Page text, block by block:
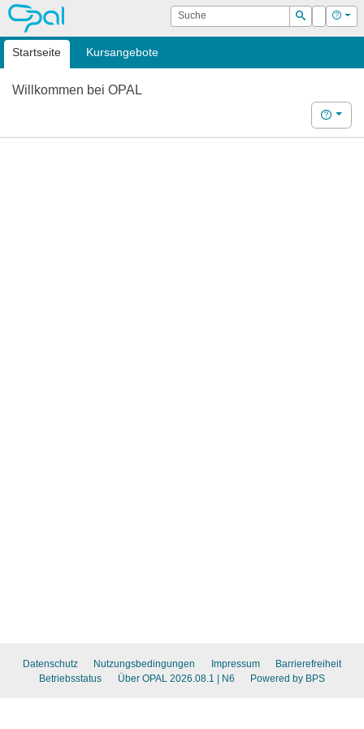
OPAL Suche
Suchen
Login Hilfe
Startseite Kursangebote
Willkommen bei OPAL
Hilfe
Datenschutz Nutzungsbedingungen Impressum
Barrierefreiheit
Betriebsstatus
Über OPAL 2026.08.1 | N6 Powered by BPS